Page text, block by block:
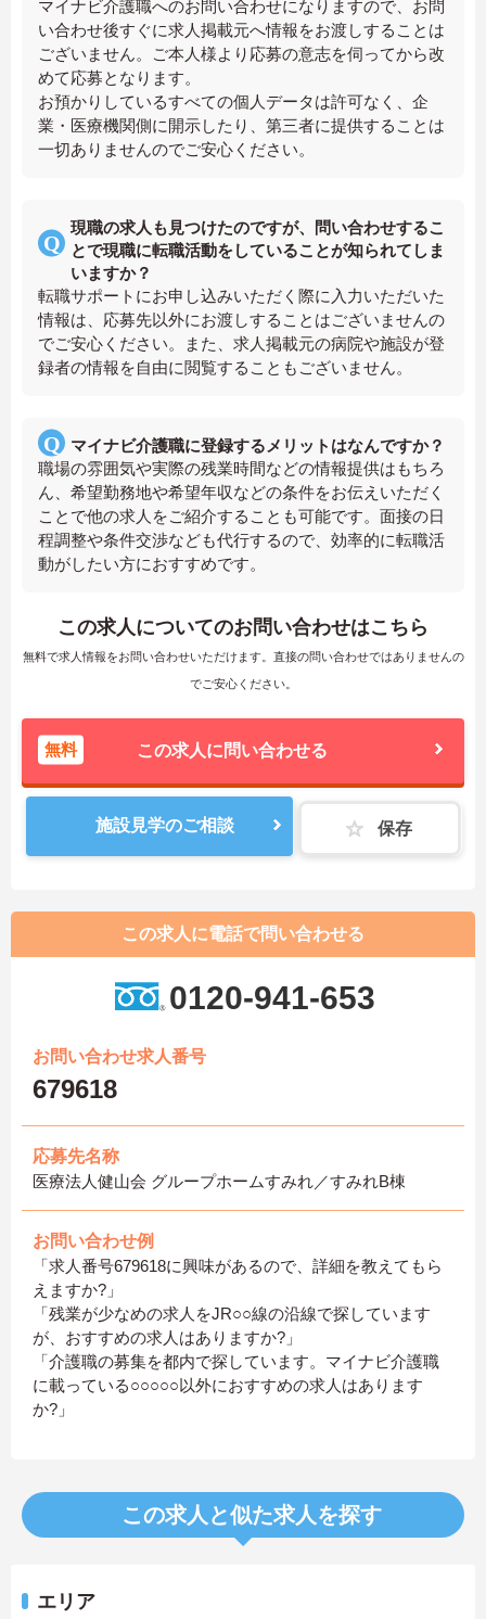
マイナビ介護職へのお問い合わせになりますので、お問
い合わせ後すぐに求人掲載元へ情報をお渡しすることは
ございません。ご本人様より応募の意志を伺ってから改
めて応募となります。
お預かりしているすべての個人データは許可なく、企
業・医療機関側に開示したり、第三者に提供することは
一切ありませんのでご安心ください。
現職の求人も見つけたのですが、問い合わせするこ
とで現職に転職活動をしていることが知られてしま
いますか？
転職サポートにお申し込みいただく際に入力いただいた
情報は、応募先以外にお渡しすることはございませんの
でご安心ください。また、求人掲載元の病院や施設が登
録者の情報を自由に閲覧することもございません。
マイナビ介護職に登録するメリットはなんですか？
職場の雰囲気や実際の残業時間などの情報提供はもちろ
ん、希望勤務地や希望年収などの条件をお伝えいただく
ことで他の求人をご紹介することも可能です。面接の日
程調整や条件交渉なども代行するので、効率的に転職活
動がしたい方におすすめです。
この求人についてのお問い合わせはこちら
無料で求人情報をお問い合わせいただけます。直接の問い合わせではありませんの
でご安心ください。
無料 この求人に問い合わせる
施設見学のご相談 保存
この求人に電話で問い合わせる
0120-941-653
お問い合わせ求人番号
679618
応募先名称
医療法人健山会 グループホームすみれ／すみれB棟
お問い合わせ例
「求人番号679618に興味があるので、詳細を教えてもら
えますか?」
「残業が少なめの求人をJR○○線の沿線で探しています
が、おすすめの求人はありますか?」
「介護職の募集を都内で探しています。マイナビ介護職
に載っている○○○○○以外におすすめの求人はあります
か?」
この求人と似た求人を探す
エリア